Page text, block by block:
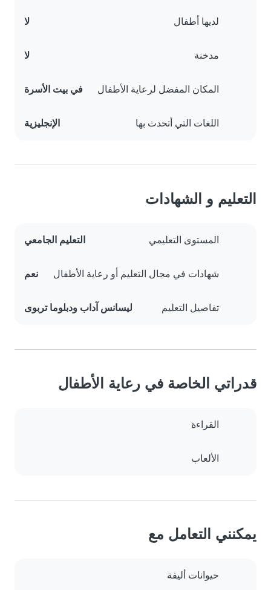
لديها أطفال لا
مدخنة لا
المكان المفضل لرعاية الأطفال في بيت الأسرة
اللغات التي أتحدث بها الإنجليزية
التعليم و الشهادات
المستوى التعليمي التعليم الجامعي
شهادات في مجال التعليم أو رعاية الأطفال نعم
تفاصيل التعليم ليسانس آداب ودبلوما تربوى
قدراتي الخاصة في رعاية الأطفال
القراءة
الألعاب
يمكنني التعامل مع
حيوانات أليفة